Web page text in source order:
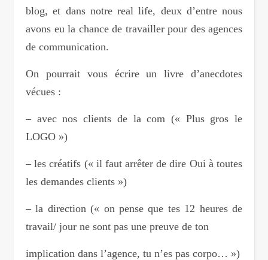
blog, et dans notre real life, deux d’entre nous
avons eu la chance de travailler pour des agences
de communication.
On pourrait vous écrire un livre d’anecdotes
vécues :
– avec nos clients de la com (« Plus gros le
LOGO »)
– les créatifs (« il faut arrêter de dire Oui à toutes
les demandes clients »)
– la direction (« on pense que tes 12 heures de
travail/ jour ne sont pas une preuve de ton
implication dans l’agence, tu n’es pas corpo… »)